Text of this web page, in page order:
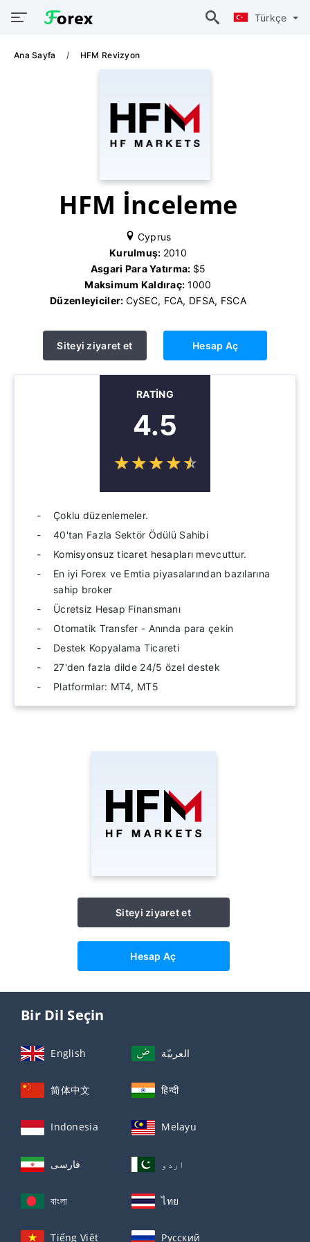
Türkçe
Ana Sayfa HFM Revizyon
HFM İnceleme
Cyprus
Kurulmuş: 2010
Asgari Para Yatırma: $5
Maksimum Kaldıraç: 1000
Düzenleyiciler: CySEC, FCA, DFSA, FSCA
Siteyi ziyaret et Hesap Aç
RATING
4.5
☆☆☆☆☆
★★★★★
Çoklu düzenlemeler.
40'tan Fazla Sektör Ödülü Sahibi
Komisyonsuz ticaret hesapları mevcuttur.
En iyi Forex ve Emtia piyasalarından bazılarına
sahip broker
Ücretsiz Hesap Finansmanı
Otomatik Transfer - Anında para çekin
Destek Kopyalama Ticareti
27'den fazla dilde 24/5 özel destek
Platformlar: MT4, MT5
Siteyi ziyaret et
Hesap Aç
Bir Dil Seçin
English العربيّة
简体中文 हिन्दी
Indonesia Melayu
فارسی اردو
বাংলা ไทย
Tiếng Việt Русский